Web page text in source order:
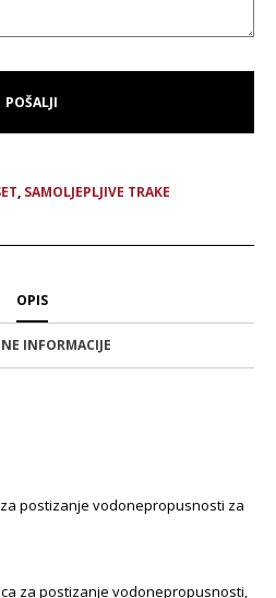
, SAMOLJEPLJIVE TRAKE
OPIS
INFORMACIJE
postizanje vodonepropusnosti za
za postizanje vodonepropusnosti,